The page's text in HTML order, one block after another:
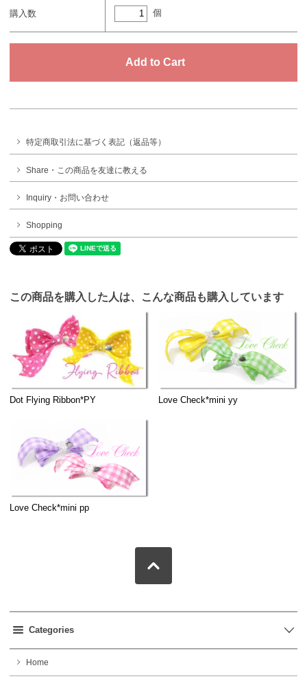
購入数 個
特定商取引法に基づく表記（返品等）
Share・この商品を友達に教える
Inquiry・お問い合わせ
Shopping
この商品を購入した人は、こんな商品も購入しています
Dot Flying Ribbon*PY Love Check*mini yy
Love Check*mini pp
Categories
Home